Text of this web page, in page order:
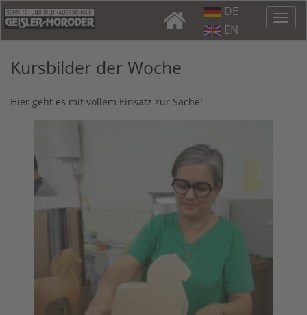
DE
EN
Kursbilder der Woche
Hier geht es mit vollem Einsatz zur Sache!